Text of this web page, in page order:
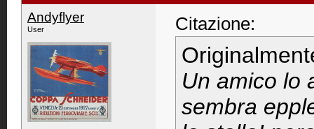
Andyflyer
User Citazione:
Un amico lo
sembra